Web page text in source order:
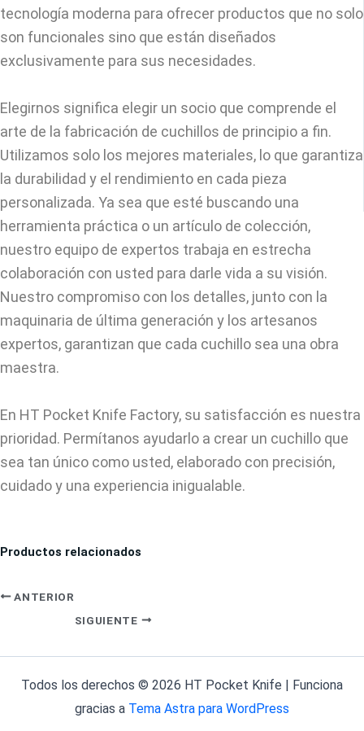
tecnología moderna para ofrecer productos que no solo
son funcionales sino que están diseñados
exclusivamente para sus necesidades.
Elegirnos significa elegir un socio que comprende el
arte de la fabricación de cuchillos de principio a fin.
Utilizamos solo los mejores materiales, lo que garantiza
la durabilidad y el rendimiento en cada pieza
personalizada. Ya sea que esté buscando una
herramienta práctica o un artículo de colección,
nuestro equipo de expertos trabaja en estrecha
colaboración con usted para darle vida a su visión.
Nuestro compromiso con los detalles, junto con la
maquinaria de última generación y los artesanos
expertos, garantizan que cada cuchillo sea una obra
maestra.
En HT Pocket Knife Factory, su satisfacción es nuestra
prioridad. Permítanos ayudarlo a crear un cuchillo que
sea tan único como usted, elaborado con precisión,
cuidado y una experiencia inigualable.
Productos relacionados
ANTERIOR
SIGUIENTE
Todos los derechos © 2026 HT Pocket Knife | Funciona
gracias a Tema Astra para WordPress